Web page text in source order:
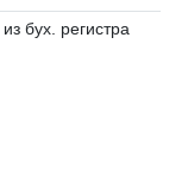
бух. регистра